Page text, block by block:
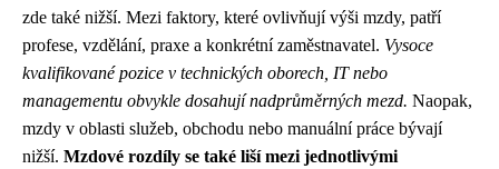
zde také nižší. Mezi faktory, které ovlivňují výši mzdy, patří
profese, vzdělání, praxe a konkrétní zaměstnavatel. Vysoce
kvalifikované pozice v technických oborech, IT nebo
managementu obvykle dosahují nadprůměrných mezd. Naopak,
mzdy v oblasti služeb, obchodu nebo manuální práce bývají
nižší. Mzdové rozdíly se také liší mezi jednotlivými